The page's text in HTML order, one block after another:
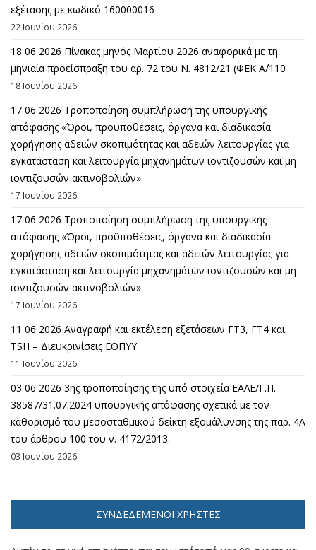
εξέτασης με κωδικό 160000016
22 Ιουνίου 2026
18 06 2026 Πίνακας μηνός Μαρτίου 2026 αναφορικά με τη
μηνιαία προείσπραξη του αρ. 72 του Ν. 4812/21 (ΦΕΚ Α΄/110
18 Ιουνίου 2026
17 06 2026 Τροποποίηση συμπλήρωση της υπουργικής
απόφασης «Όροι, προϋποθέσεις, όργανα και διαδικασία
χορήγησης αδειών σκοπιμότητας και αδειών λειτουργίας για
εγκατάσταση και λειτουργία μηχανημάτων ιοντιζουσών και μη
ιοντιζουσών ακτινοβολιών»
17 Ιουνίου 2026
17 06 2026 Τροποποίηση συμπλήρωση της υπουργικής
απόφασης «Όροι, προϋποθέσεις, όργανα και διαδικασία
χορήγησης αδειών σκοπιμότητας και αδειών λειτουργίας για
εγκατάσταση και λειτουργία μηχανημάτων ιοντιζουσών και μη
ιοντιζουσών ακτινοβολιών»
17 Ιουνίου 2026
11 06 2026 Αναγραφή και εκτέλεση εξετάσεων FT3, FT4 και
TSH – Διευκρινίσεις ΕΟΠΥΥ
11 Ιουνίου 2026
03 06 2026 3ης τροποποίησης της υπό στοιχεία ΕΑΛΕ/Γ.Π.
38587/31.07.2024 υπουργικής απόφασης σχετικά με τον
καθορισμό του μεσοσταθμικού δείκτη εξομάλυνσης της παρ. 4Α
του άρθρου 100 του ν. 4172/2013.
03 Ιουνίου 2026
ΣΥΝΔΕΔΕΜΈΝΟΙ ΧΡΉΣΤΕΣ